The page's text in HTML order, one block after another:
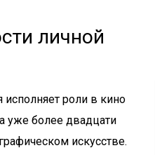
личной
исполняет роли в кино
уже более двадцати
искусстве.